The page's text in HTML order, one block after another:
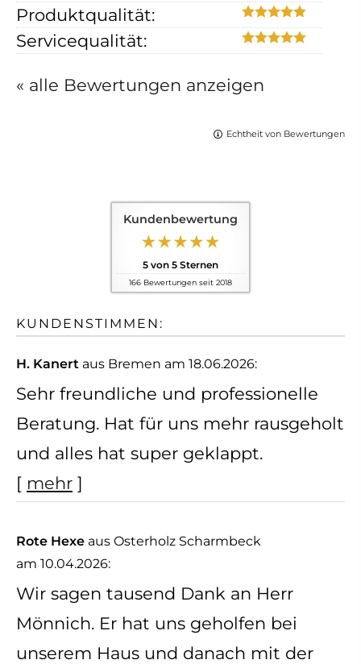
Produktqualität:
Servicequalität:
« alle Bewertungen anzeigen
Echtheit von Bewertungen
Kundenbewertung
5 von 5 Sternen
166 Bewertungen seit 2018
KUNDENSTIMMEN:
H. Kanert aus Bremen am 18.06.2026:
Sehr freundliche und professionelle
Beratung. Hat für uns mehr rausgeholt
und alles hat super geklappt.
[ mehr ]
Rote Hexe aus Osterholz Scharmbeck
am 10.04.2026:
Wir sagen tausend Dank an Herr
Mönnich. Er hat uns geholfen bei
unserem Haus und danach mit der